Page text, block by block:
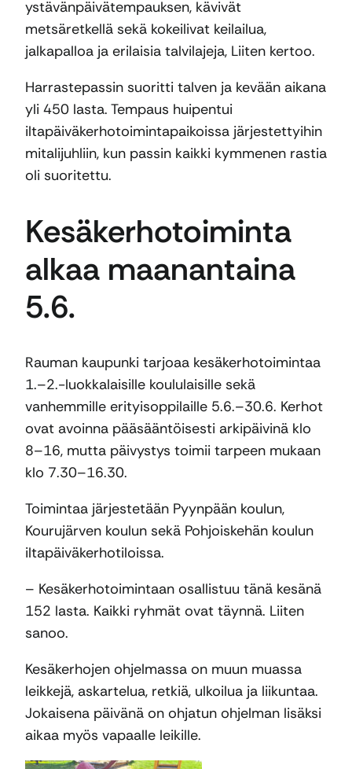
ystävänpäivätempauksen, kävivät
metsäretkellä sekä kokeilivat keilailua,
jalkapalloa ja erilaisia talvilajeja, Liiten kertoo.
Harrastepassin suoritti talven ja kevään aikana
yli 450 lasta. Tempaus huipentui
iltapäiväkerhotoimintapaikoissa järjestettyihin
mitalijuhliin, kun passin kaikki kymmenen rastia
oli suoritettu.
Kesäkerhotoiminta
alkaa maanantaina
5.6.
Rauman kaupunki tarjoaa kesäkerhotoimintaa
1.–2.-luokkalaisille koululaisille sekä
vanhemmille erityisoppilaille 5.6.–30.6. Kerhot
ovat avoinna pääsääntöisesti arkipäivinä klo
8–16, mutta päivystys toimii tarpeen mukaan
klo 7.30–16.30.
Toimintaa järjestetään Pyynpään koulun,
Kourujärven koulun sekä Pohjoiskehän koulun
iltapäiväkerhotiloissa.
– Kesäkerhotoimintaan osallistuu tänä kesänä
152 lasta. Kaikki ryhmät ovat täynnä. Liiten
sanoo.
Kesäkerhojen ohjelmassa on muun muassa
leikkejä, askartelua, retkiä, ulkoilua ja liikuntaa.
Jokaisena päivänä on ohjatun ohjelman lisäksi
aikaa myös vapaalle leikille.